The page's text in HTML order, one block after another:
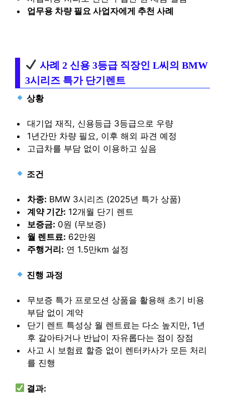
업무용 차량 필요 사업자에게 추천 사례
사례 2 신용 3등급 직장인 L씨의 BMW
3시리즈 특가 단기렌트
상황
대기업 재직, 신용등급 3등급으로 우량
1년간만 차량 필요, 이후 해외 파견 예정
고급차를 부담 없이 이용하고 싶음
조건
차종: BMW 3시리즈 (2025년 특가 상품)
계약 기간: 12개월 단기 렌트
보증금: 0원 (무보증)
월 렌트료: 62만원
주행거리: 연 1.5만km 설정
진행 과정
무보증 특가 프로모션 상품을 활용해 초기 비용
부담 없이 계약
단기 렌트 특성상 월 렌트료는 다소 높지만, 1년
후 갈아타거나 반납이 자유롭다는 점이 장점
사고 시 보험료 할증 없이 렌터카사가 모든 처리
를 진행
결과: